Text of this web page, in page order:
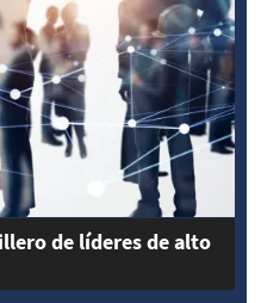
de líderes de alto